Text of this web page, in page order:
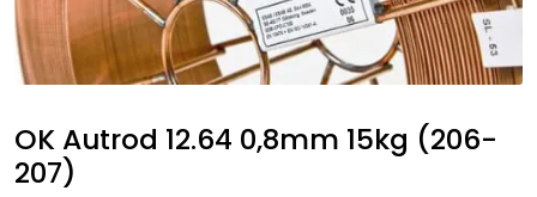
OK Autrod 12.64 0,8mm 15kg (206-
207)
Industriprodukter